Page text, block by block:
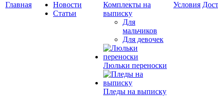
Главная
Новости
Статьи
Комплекты на
выписку
Для
мальчиков
Для девочек
Люльки переноски
Пледы на выписку
Условия